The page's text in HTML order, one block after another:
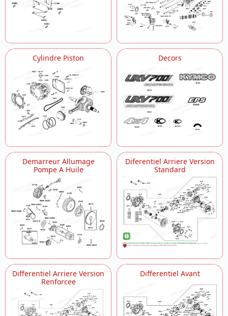
Cylindre Piston Decors
Demarreur Allumage
Pompe A Huile
Diferentiel Arriere Version
Standard
Differentiel Arriere Version
Renforcee
Differentiel Avant